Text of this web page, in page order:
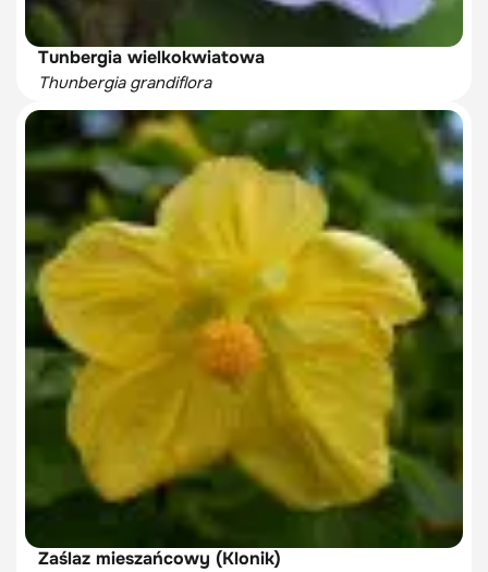
Tunbergia wielkokwiatowa
Thunbergia grandiflora
Zaślaz mieszańcowy (Klonik)